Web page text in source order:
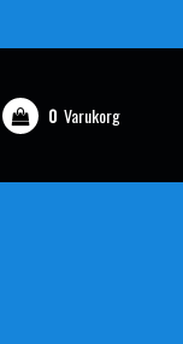
0 Varukorg